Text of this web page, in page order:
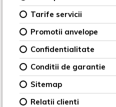
Tarife servicii
Promotii anvelope
Confidentialitate
Conditii de garantie
Sitemap
Relatii clienti